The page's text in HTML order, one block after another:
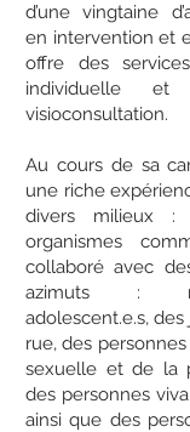
d’une vingtaine
en intervention et
offre des
individuelle
visioconsultation.
Au cours de sa
une riche
divers milieux :
organismes
collaboré avec
azimuts :
adolescent.e.s,
rue, des
sexuelle et de la
des personnes
ainsi que des